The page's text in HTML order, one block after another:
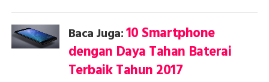
Baca Juga:10 Smartphone
dengan Daya Tahan Baterai
Terbaik Tahun 2017